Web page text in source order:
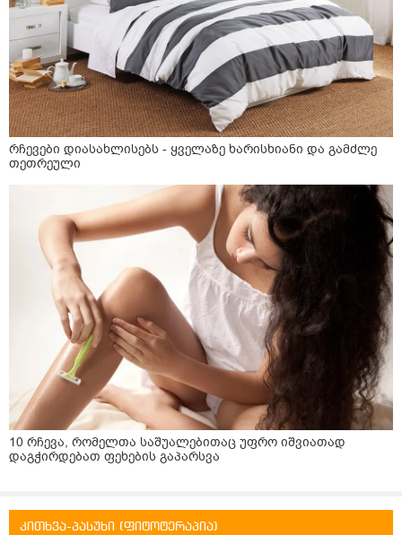
რჩევები დიასახლისებს - ყველაზე ხარისხიანი და გამძლე
თეთრეული
10 რჩევა, რომელთა საშუალებითაც უფრო იშვიათად
დაგჭირდებათ ფეხების გაპარსვა
კითხვა-პასუხი (ფიტოტერაპია)